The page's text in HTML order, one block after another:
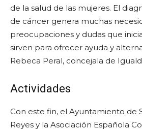
de la salud de las mujeres. El
de cáncer genera muchas
preocupaciones y dudas que
sirven para ofrecer ayuda y
Rebeca Peral, concejala de
Actividades
Con este fin, el Ayuntamiento de
Reyes y la Asociación Española